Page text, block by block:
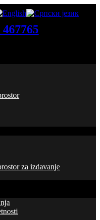
za izdavanje